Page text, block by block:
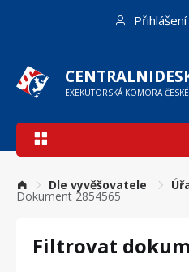
hlavnímu
obsahu
Přihlášení
EXEKUTORSKÁ KOMORA
Hlavní
Dle vyvěšovatele
Dokument 2854565
Filtrovat